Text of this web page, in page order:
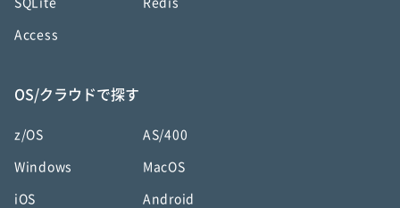
Access
OS/クラウドで探す
z/OS AS/400
Windows MacOS
iOS Android